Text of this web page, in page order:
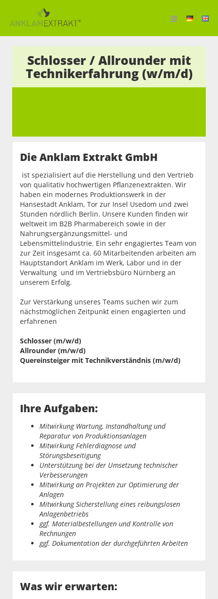
Schlosser / Allrounder mit
Technikerfahrung (w/m/d)
Die Anklam Extrakt GmbH
ist spezialisiert auf die Herstellung und den Vertrieb
von qualitativ hochwertigen Pflanzenextrakten. Wir
haben ein modernes Produktionswerk in der
Hansestadt Anklam, Tor zur Insel Usedom und zwei
Stunden nördlich Berlin. Unsere Kunden finden wir
weltweit im B2B Pharmabereich sowie in der
Nahrungsergänzungsmittel- und
Lebensmittelindustrie. Ein sehr engagiertes Team von
zur Zeit insgesamt ca. 60 Mitarbeitenden arbeiten am
Hauptstandort Anklam im Werk, Labor und in der
Verwaltung und im Vertriebsbüro Nürnberg an
unserem Erfolg.
Zur Verstärkung unseres Teams suchen wir zum
nächstmöglichen Zeitpunkt einen engagierten und
erfahrenen
Schlosser (m/w/d)
Allrounder (m/w/d)
Quereinsteiger mit Technikverständnis (m/w/d)
Ihre Aufgaben:
Mitwirkung Wartung, Instandhaltung und
Reparatur von Produktionsanlagen
Mitwirkung Fehlerdiagnose und
Störungsbeseitigung
Unterstützung bei der Umsetzung technischer
Verbesserungen
Mitwirkung an Projekten zur Optimierung der
Anlagen
Mitwirkung Sicherstellung eines reibungslosen
Anlagenbetriebs
ggf. Materialbestellungen und Kontrolle von
Rechnungen
ggf. Dokumentation der durchgeführten Arbeiten
Was wir erwarten: